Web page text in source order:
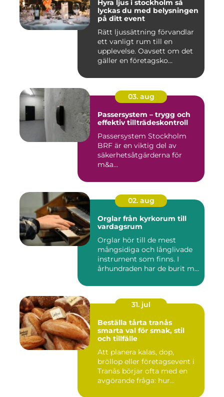
Hyra ljus i stockholm så
lyckas du med belysningen
på ditt event
Rätt ljussättning förvandlar
ett vanligt rum till en
upplevelse. Oavsett om det
gäller en företagsko...
03. aug
Passersystem – trygg och
effektiv tillträdeskontroll
Passersystem Stockholm
BRF är en viktig del av
säkerhetsåtgärderna för
m&a...
02. aug
Orglar från kyrkorum till
vardagsrum
Orglar hör till de mest
mångsidiga och långlivade
instrument som finns. I
århundraden har de burit m...
31. jul
Beställa tårta tranås
smarta val för smak, stil
och tillfälle
Att planera kalas, dop,
bröllop eller företagsevent i
Tranås börjar ofta med en
avgörande fråga: hur...